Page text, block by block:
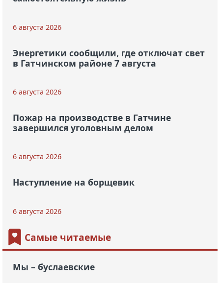
6 августа 2026
Энергетики сообщили, где отключат свет
в Гатчинском районе 7 августа
6 августа 2026
Пожар на производстве в Гатчине
завершился уголовным делом
6 августа 2026
Наступление на борщевик
6 августа 2026
Самые читаемые
Мы – буслаевские